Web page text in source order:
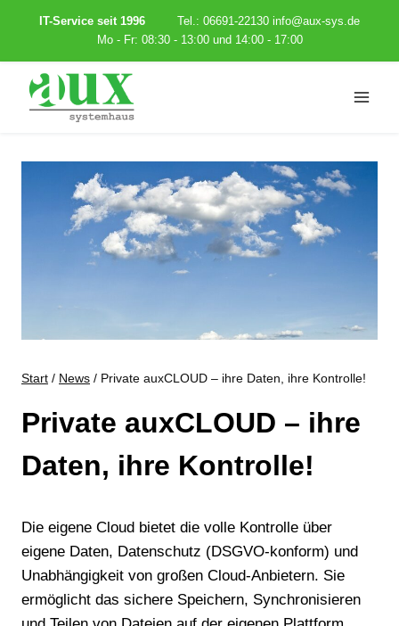
springen
IT-Service seit 1996 Tel.: 06691-22130 info@aux-sys.de
Mo - Fr: 08:30 - 13:00 und 14:00 - 17:00
Start / News / Private auxCLOUD – ihre Daten, ihre Kontrolle!
Private auxCLOUD – ihre
Daten, ihre Kontrolle!
Die eigene Cloud bietet die volle Kontrolle über
eigene Daten, Datenschutz (DSGVO-konform) und
Unabhängigkeit von großen Cloud-Anbietern. Sie
ermöglicht das sichere Speichern, Synchronisieren